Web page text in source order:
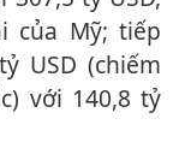
của Mỹ; tiếp
USD (chiếm
với 140,8 tỷ